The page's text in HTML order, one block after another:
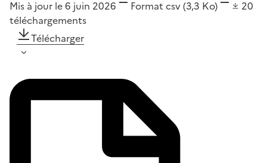
Mis à jour le 6 juin 2026 Format csv(3,3 Ko)
20
téléchargements
Télécharger